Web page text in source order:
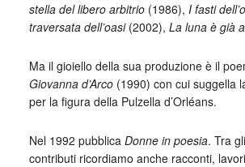
stella del libero arbitrio(1986), I fasti
traversata dell’oasi(2002), La luna è già
Ma il gioiello della sua produzione è il
Giovanna d’Arco(1990) con cui suggella
per la figura della Pulzella d’Orléans.
Nel 1992 pubblica Donne in poesia. Tra
contributi ricordiamo anche racconti,